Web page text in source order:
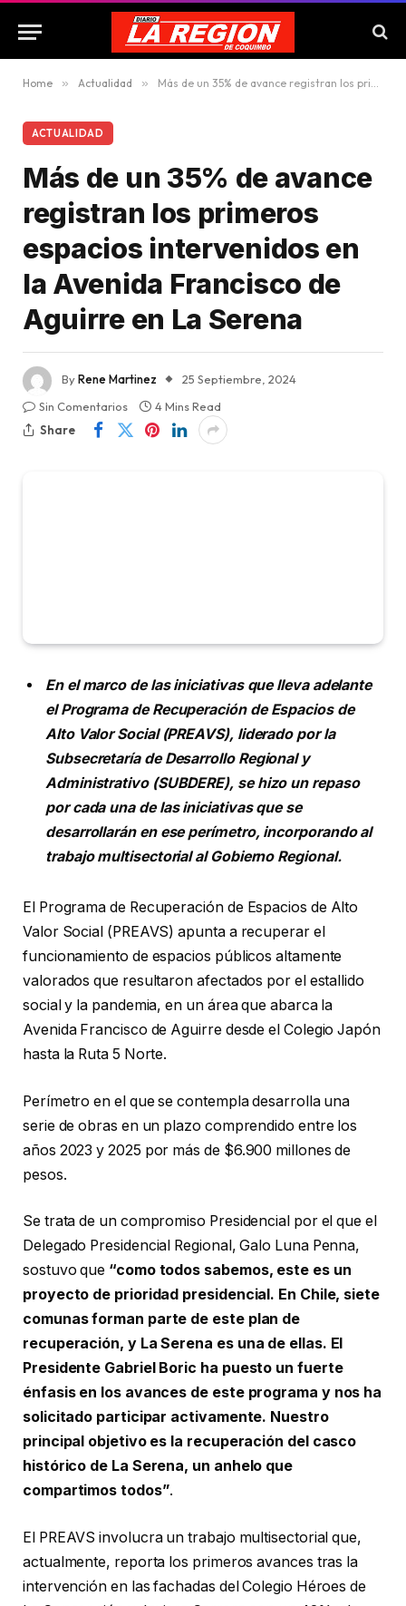
Home » Actualidad » Más de un 35% de avance registran los primeros espacios intervenidos en la Avenida Francisco de Aguirre en La Serena
ACTUALIDAD
Más de un 35% de avance
registran los primeros
espacios intervenidos en
la Avenida Francisco de
Aguirre en La Serena
ByRene Martinez
25 Septiembre, 2024
Sin Comentarios
4 Mins Read
Share
En el marco de las iniciativas que lleva adelante
el Programa de Recuperación de Espacios de
Alto Valor Social (PREAVS), liderado por la
Subsecretaría de Desarrollo Regional y
Administrativo (SUBDERE), se hizo un repaso
por cada una de las iniciativas que se
desarrollarán en ese perímetro, incorporando al
trabajo multisectorial al Gobierno Regional.
El Programa de Recuperación de Espacios de Alto
Valor Social (PREAVS) apunta a recuperar el
funcionamiento de espacios públicos altamente
valorados que resultaron afectados por el estallido
social y la pandemia, en un área que abarca la
Avenida Francisco de Aguirre desde el Colegio Japón
hasta la Ruta 5 Norte.
Perímetro en el que se contempla desarrolla una
serie de obras en un plazo comprendido entre los
años 2023 y 2025 por más de $6.900 millones de
pesos.
Se trata de un compromiso Presidencial por el que el
Delegado Presidencial Regional, Galo Luna Penna,
sostuvo que “como todos sabemos, este es un
proyecto de prioridad presidencial. En Chile, siete
comunas forman parte de este plan de
recuperación, y La Serena es una de ellas. El
Presidente Gabriel Boric ha puesto un fuerte
énfasis en los avances de este programa y nos ha
solicitado participar activamente. Nuestro
principal objetivo es la recuperación del casco
histórico de La Serena, un anhelo que
compartimos todos”.
El PREAVS involucra un trabajo multisectorial que,
actualmente, reporta los primeros avances tras la
intervención en las fachadas del Colegio Héroes de